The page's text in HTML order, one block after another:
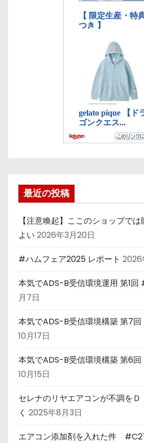
最近の投稿
【注意喚起】ここのショップで
よい 2026年3月20日
#ハムフェア2025 レポート 2026
本気でADS-B受信環境運用 第1
月7日
本気でADS-B受信環境構築 第7
10月17日
本気でADS-B受信環境構築 第6
10月15日
セレナのリヤエアコンが不調を
く 2025年8月3日
エアコン添加剤を入れた件